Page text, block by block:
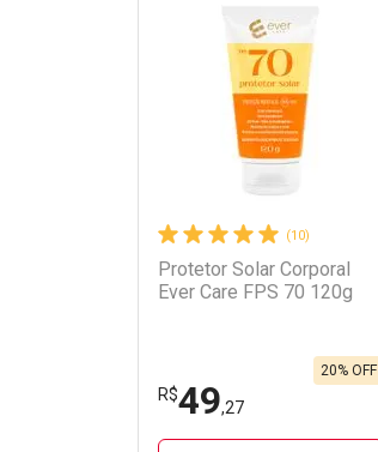
(10)
Protetor Solar Corporal
Ever Care FPS 70 120g
R$49,27
20% OFF